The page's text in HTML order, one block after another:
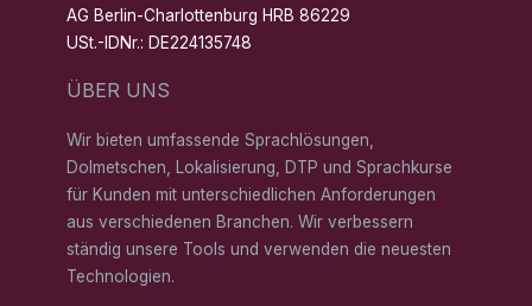
AG Berlin-Charlottenburg HRB 86229
USt.-IDNr.: DE224135748
ÜBER UNS
Wir bieten umfassende Sprachlösungen,
Dolmetschen, Lokalisierung, DTP und Sprachkurse
für Kunden mit unterschiedlichen Anforderungen
aus verschiedenen Branchen. Wir verbessern
ständig unsere Tools und verwenden die neuesten
Technologien.